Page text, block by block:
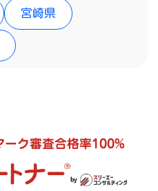
宮崎県
ーク審査合格率100%